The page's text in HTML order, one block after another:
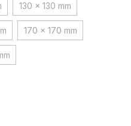
ist zurzeit nicht verfügbar.)
130 x 130 mm(Diese Option ist
verfügbar.)
Option ist zurzeit nicht verfügbar.)
170 x 170 mm(Diese Option ist
verfügbar.)
Option ist zurzeit nicht verfügbar.)